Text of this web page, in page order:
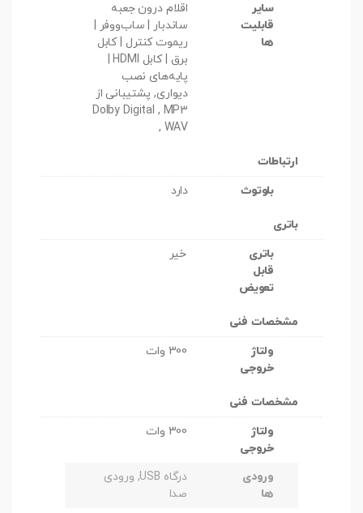
سایر
قابلیت
ها
اقلام درون جعبه
ساندبار | ساب‌ووفر |
ریموت کنترل | کابل
برق | کابل HDMI |
پایه‌های نصب
دیواری, پشتیبانی از
Dolby Digital , MP3
, WAV
ارتباطات
بلوتوث
دارد
باتری
باتری
قابل
تعویض
خیر
مشخصات فنی
ولتاژ
خروجی
300 وات
مشخصات فنی
ولتاژ
خروجی
300 وات
ورودی
ها
درگاه USB, ورودی
صدا